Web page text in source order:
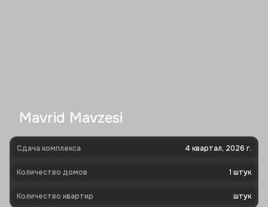
Mavrid Mavzesi
Сдача комплекса 4 квартал, 2026 г.
Количество домов 1 штук
Количество квартир штук